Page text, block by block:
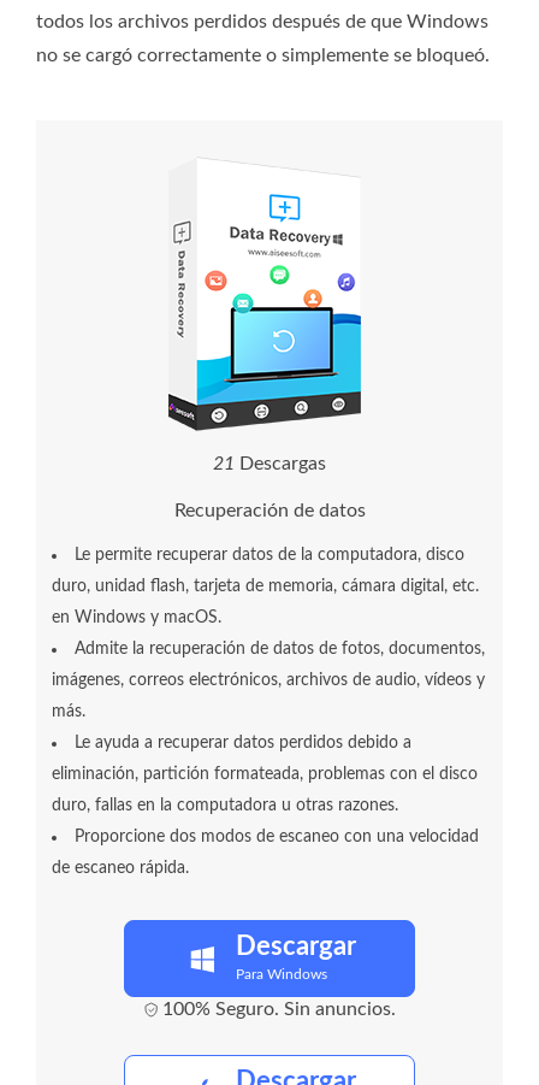
todos los archivos perdidos después de que Windows
no se cargó correctamente o simplemente se bloqueó.
23 Descargas
Recuperación de datos
Le permite recuperar datos de la computadora, disco
duro, unidad flash, tarjeta de memoria, cámara digital, etc.
en Windows y macOS.
Admite la recuperación de datos de fotos, documentos,
imágenes, correos electrónicos, archivos de audio, vídeos y
más.
Le ayuda a recuperar datos perdidos debido a
eliminación, partición formateada, problemas con el disco
duro, fallas en la computadora u otras razones.
Proporcione dos modos de escaneo con una velocidad
de escaneo rápida.
Descargar
Para Windows
100% Seguro. Sin anuncios.